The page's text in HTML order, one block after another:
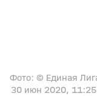
Фото: © Единая
30 июн 2020, 11:25